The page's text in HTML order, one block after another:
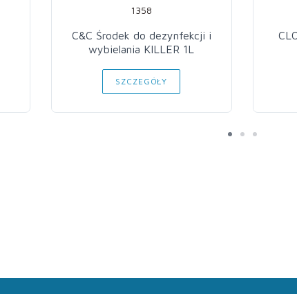
1358
C&C Środek do dezynfekcji i
wybielania KILLER 1L
SZCZEGÓŁY